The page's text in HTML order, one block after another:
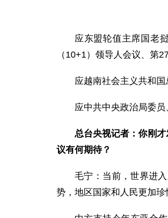
应东盟轮值主席国老
（10+1）领导人会议、第
应越南社会主义共和
应中共中央政治局委
总台央视记者：你刚
议有何期待？
毛宁：当前，世界进
势，地区国家和人民更加